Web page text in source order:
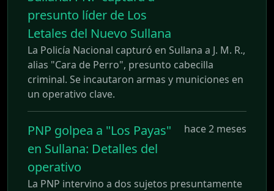
presunto líder de Los
Letales del Nuevo Sullana
La Policía Nacional capturó en Sullana a J. M. R.,
alias "Cara de Perro", presunto cabecilla
criminal. Se incautaron armas y municiones en
un operativo clave.
PNP golpea a "Los Payas"
en Sullana: Detalles del
operativo
hace 2 meses
La PNP intervino a dos sujetos presuntamente